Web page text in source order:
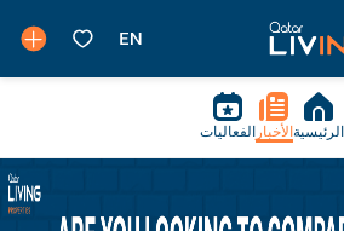
الرئيسية الأخبار الفعاليات